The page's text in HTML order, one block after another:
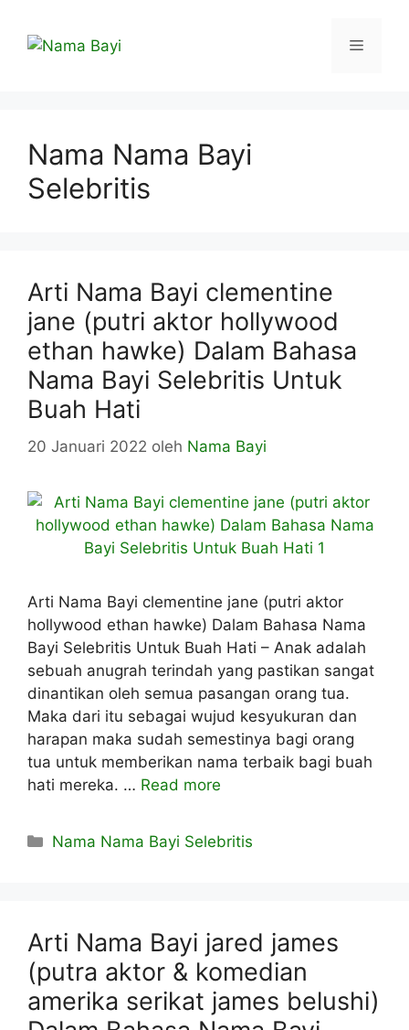
Menu
Nama Nama Bayi
Selebritis
Arti Nama Bayi clementine
jane (putri aktor hollywood
ethan hawke) Dalam Bahasa
Nama Bayi Selebritis Untuk
Buah Hati
20 Januari 2022 oleh Nama Bayi
Arti Nama Bayi clementine jane (putri aktor
hollywood ethan hawke) Dalam Bahasa Nama
Bayi Selebritis Untuk Buah Hati – Anak adalah
sebuah anugrah terindah yang pastikan sangat
dinantikan oleh semua pasangan orang tua.
Maka dari itu sebagai wujud kesyukuran dan
harapan maka sudah semestinya bagi orang
tua untuk memberikan nama terbaik bagi buah
hati mereka. … Read more
Kategori
Nama Nama Bayi Selebritis
Arti Nama Bayi jared james
(putra aktor & komedian
amerika serikat james belushi)